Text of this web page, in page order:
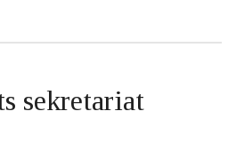
sekretariat